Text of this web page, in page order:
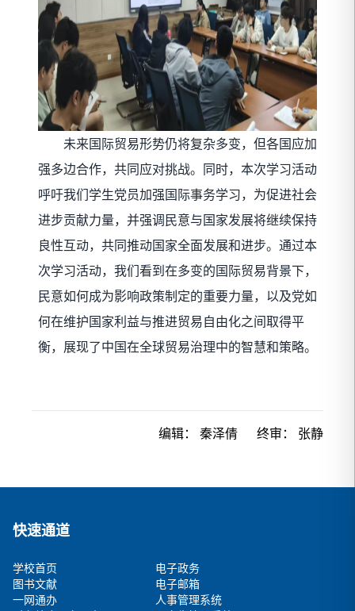
未来国际贸易形势仍将复杂多变，但各国应加
强多边合作，共同应对挑战。同时，本次学习活动
呼吁我们学生党员加强国际事务学习，为促进社会
进步贡献力量，并强调民意与国家发展将继续保持
良性互动，共同推动国家全面发展和进步。通过本
次学习活动，我们看到在多变的国际贸易背景下，
民意如何成为影响政策制定的重要力量，以及党如
何在维护国家利益与推进贸易自由化之间取得平
衡，展现了中国在全球贸易治理中的智慧和策略。
编辑： 秦泽倩 终审： 张静
快速通道
学校首页
电子政务
图书文献
电子邮箱
一网通办
人事管理系统